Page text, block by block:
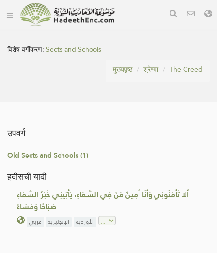
विशेष वर्गीकरण:Sects and Schools
मुख्यपृष्ठ
श्रेण्या The Creed
उपवर्ग
Old Sects and Schools (1)
हदीसची यादी
أَلا تَأْمَنُونِي وَأَنَا أَمِينُ مَنْ فِي السَّمَاءِ، يَأْتِينِي خَبَرُ السَّمَاءِ
صَبَاحًا وَمَسَاءً
عربي الإنجليزية الأوردية